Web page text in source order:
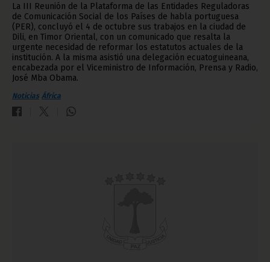
La III Reunión de la Plataforma de las Entidades Reguladoras
de Comunicación Social de los Países de habla portuguesa
(PER), concluyó el 4 de octubre sus trabajos en la ciudad de
Dili, en Timor Oriental, con un comunicado que resalta la
urgente necesidad de reformar los estatutos actuales de la
institución. A la misma asistió una delegación ecuatoguineana,
encabezada por el Viceministro de Información, Prensa y Radio,
José Mba Obama.
Noticias África